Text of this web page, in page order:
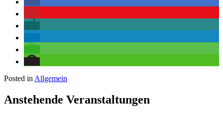
Posted in Allgemein
Anstehende Veranstaltungen